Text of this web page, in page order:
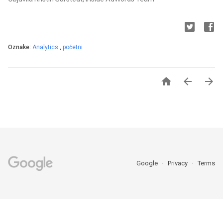
Oznake: Analytics , početni
  
Google Privacy Terms